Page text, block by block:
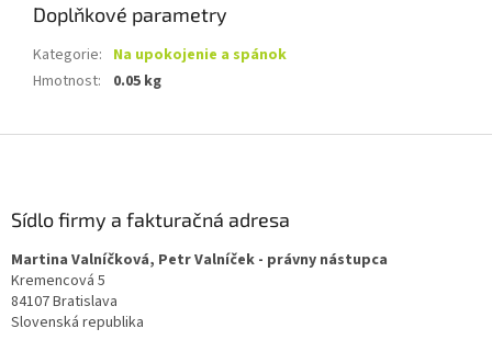
Doplňkové parametry
Kategorie: Na upokojenie a spánok
Hmotnost: 0.05 kg
Sídlo firmy a fakturačná adresa
Martina Valníčková, Petr Valníček - právny nástupca
Kremencová 5
84107 Bratislava
Slovenská republika